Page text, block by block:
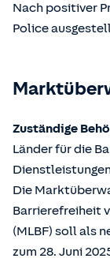
Nach positiver
Police
Zuständige
Länder für die
Die
Barrierefreiheit
(MLBF) soll als
zum 28. Juni